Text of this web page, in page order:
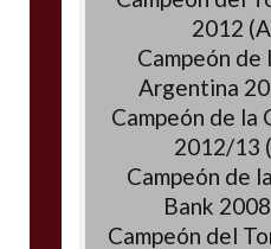
2012
Campeón de
Argentina
Campeón de la
2012/13
Campeón de
Bank
Campeón del